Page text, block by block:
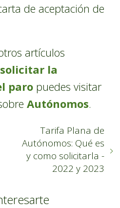
de aceptación de
artículos
la
paro puedes visitar
Autónomos.
Tarifa Plana de
Autónomos: Qué es
y como solicitarla -
2022 y 2023